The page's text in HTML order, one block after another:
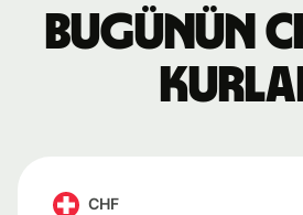
Bugünün
CHF